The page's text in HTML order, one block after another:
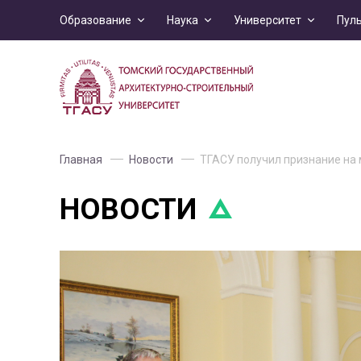
Образование Наука Университет
Главная Новости ТГАСУ получил признание
НОВОСТИ